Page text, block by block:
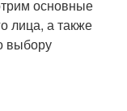
основные
лица, а также
выбору